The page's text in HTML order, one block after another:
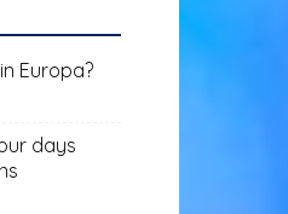
Europa?
days